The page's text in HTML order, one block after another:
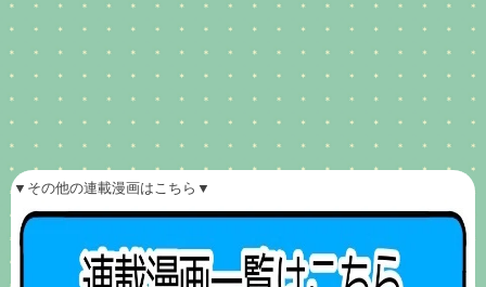
▼その他の連載漫画はこちら▼